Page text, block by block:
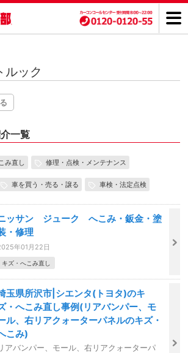
ルック
一覧
み直し 修理・点検・メンテナンス
車を買う・売る・譲る 車検・法定点検
ッサン ジューク へこみ・鈑金・塗
・修理
年01月22日
キズ・へこみ直し
玉県所沢市|シエンタ(トヨタ)のキ
・へこみ直し事例(リアバンパー、モ
ル、右リアクォーターパネルのキズ・
こみ)
アバンパー、モール、右リアクォーターパ